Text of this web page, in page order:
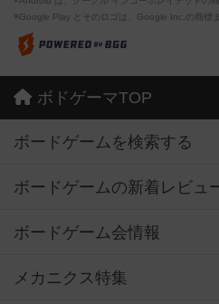
※Google Play とそのロゴは、Google Inc.の商標
ボドゲーマTOP
ボードゲームを検索する
ボードゲームの新着レビュ
ボードゲーム会情報
メカニクス特集